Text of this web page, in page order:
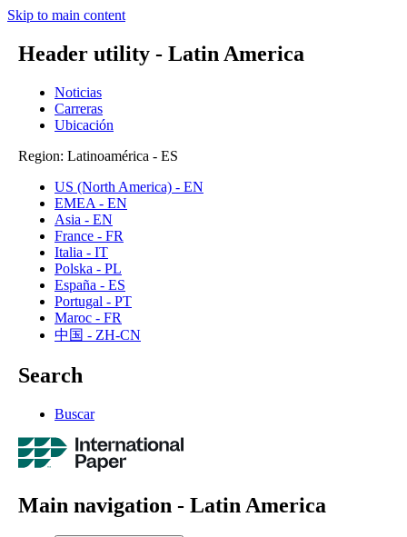
Skip to main content
Header utility - Latin America
Noticias
Carreras
Ubicación
Region: Latinoamérica - ES
US (North America) - EN
EMEA - EN
Asia - EN
France - FR
Italia - IT
Polska - PL
España - ES
Portugal - PT
Maroc - FR
中国 - ZH-CN
Search
Buscar
Main navigation - Latin America